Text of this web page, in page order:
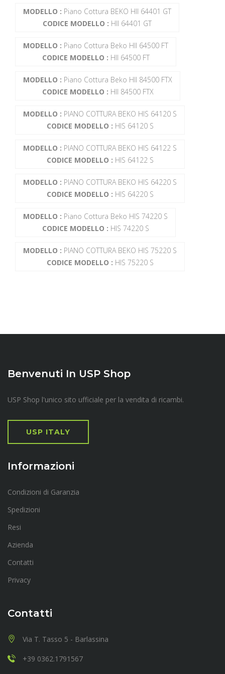
MODELLO : Piano Cottura BEKO HII 64401 GT
CODICE MODELLO : HII 64401 GT
MODELLO : Piano Cottura Beko HII 64500 FT
CODICE MODELLO : HII 64500 FT
MODELLO : Piano Cottura Beko HII 84500 FTX
CODICE MODELLO : HII 84500 FTX
MODELLO : PIANO COTTURA BEKO HIS 64120 S
CODICE MODELLO : HIS 64120 S
MODELLO : PIANO COTTURA BEKO HIS 64122 S
CODICE MODELLO : HIS 64122 S
MODELLO : PIANO COTTURA BEKO HIS 64220 S
CODICE MODELLO : HIS 64220 S
MODELLO : Piano Cottura Beko HIS 74220 S
CODICE MODELLO : HIS 74220 S
MODELLO : PIANO COTTURA BEKO HIS 75220 S
CODICE MODELLO : HIS 75220 S
Benvenuti In USP Shop
USP Shop l'unico sito ufficiale per la vendita di ricambi.
USP ITALY
Informazioni
Condizioni di Garanzia
Spedizioni
Resi
Azienda
Contatti
Privacy
Contatti
Via T. Tasso 5 - Barlassina
+39 0362.1791567